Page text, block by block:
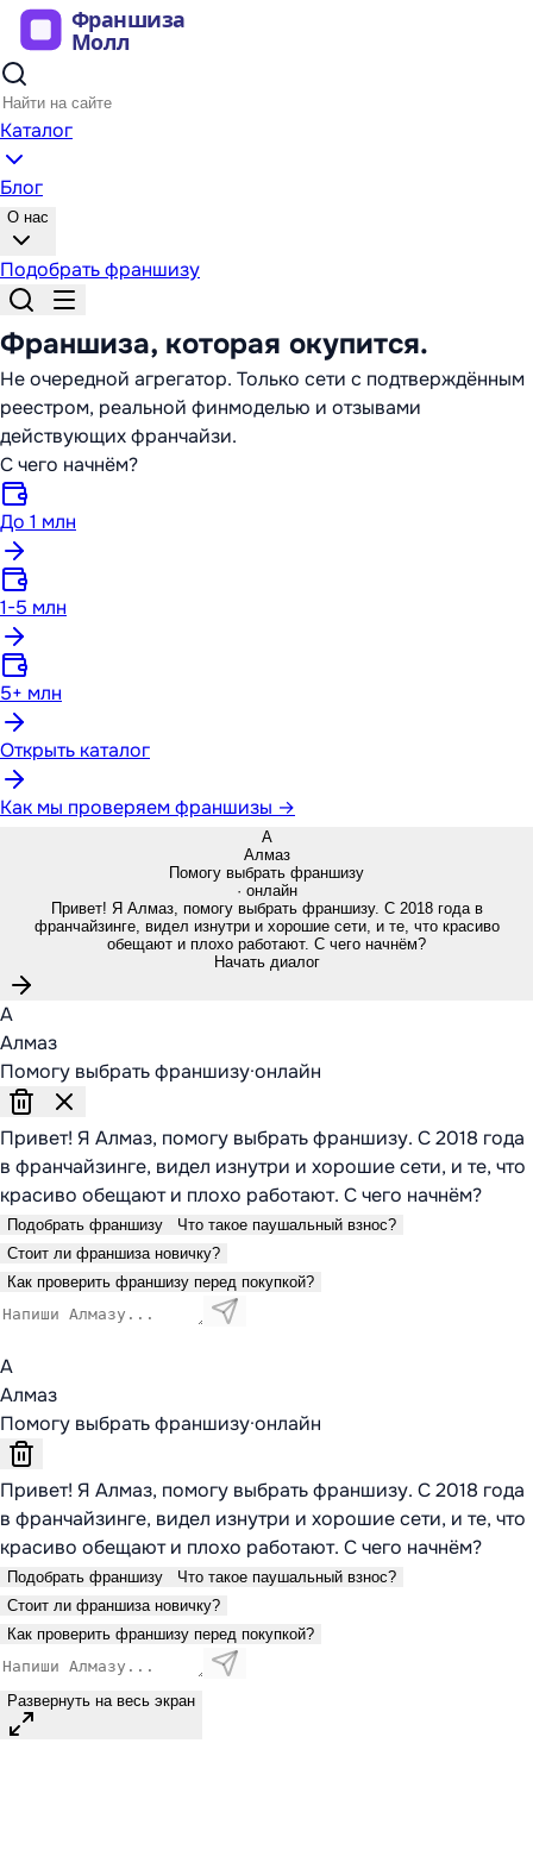
Каталог
Блог
О нас
Подобрать франшизу
Франшиза, которая окупится.
Не очередной агрегатор. Только сети с подтверждённым
реестром, реальной финмоделью и отзывами
действующих франчайзи.
С чего начнём?
До 1 млн
1-5 млн
5+ млн
Открыть каталог
Как мы проверяем франшизы →
А
Алмаз
Помогу выбрать франшизу
· онлайн
Привет! Я Алмаз, помогу выбрать франшизу. С 2018 года в
франчайзинге, видел изнутри и хорошие сети, и те, что красиво
обещают и плохо работают. С чего начнём?
Начать диалог
А
Алмаз
Помогу выбрать франшизу·онлайн
Привет! Я Алмаз, помогу выбрать франшизу. С 2018 года
в франчайзинге, видел изнутри и хорошие сети, и те, что
красиво обещают и плохо работают. С чего начнём?
Подобрать франшизу
Что такое паушальный взнос?
Стоит ли франшиза новичку?
Как проверить франшизу перед покупкой?
А
Алмаз
Помогу выбрать франшизу·онлайн
Привет! Я Алмаз, помогу выбрать франшизу. С 2018 года
в франчайзинге, видел изнутри и хорошие сети, и те, что
красиво обещают и плохо работают. С чего начнём?
Подобрать франшизу
Что такое паушальный взнос?
Стоит ли франшиза новичку?
Как проверить франшизу перед покупкой?
Развернуть на весь экран